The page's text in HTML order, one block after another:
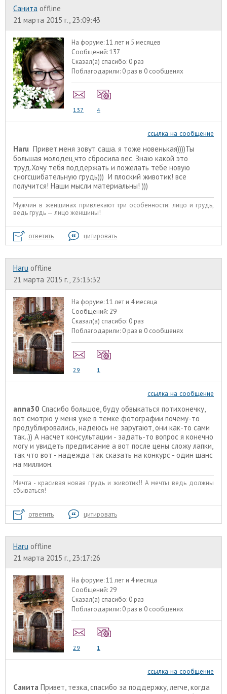
Санита offline
21 марта 2015 г., 23:09:43
На форуме:11 лет и 5 месяцев
Сообщений:137
Сказал(а) спасибо: 0 раз
Поблагодарили: 0 раз в 0 сообщенях
137 4
ссылка на сообщение
Haru Привет.меня зовут саша. я тоже новенькая))))Ты
большая молодец,что сбросила вес. Знаю какой это
труд.Хочу тебя поддержать и пожелать тебе новую
сногсшибательную грудь))) И плоский животик! все
получится! Наши мысли материальны! )))
Мужчин в женщинах привлекают три особенности: лицо и грудь,
ведь грудь — лицо женщины!
ответить цитировать
Haru offline
21 марта 2015 г., 23:13:32
На форуме:11 лет и 4 месяца
Сообщений: 29
Сказал(а) спасибо: 0 раз
Поблагодарили: 0 раз в 0 сообщенях
29 1
ссылка на сообщение
anna30 Спасибо большое, буду обвыкаться потихонечку,
вот смотрю у меня уже в темке фотографии почему-то
продублировались, надеюсь не заругают, они как-то сами
так..)) А насчет консультации - задать-то вопрос я конечно
могу и увидеть предписание а вот после цены сложу лапки,
так что вот - надежда так сказать на конкурс - один шанс
на миллион.
Мечта - красивая новая грудь и животик!! А мечты ведь должны
сбываться!
ответить цитировать
Haru offline
21 марта 2015 г., 23:17:26
На форуме:11 лет и 4 месяца
Сообщений: 29
Сказал(а) спасибо: 0 раз
Поблагодарили: 0 раз в 0 сообщенях
29 1
ссылка на сообщение
Санита Привет, тезка, спасибо за поддержку, легче, когда